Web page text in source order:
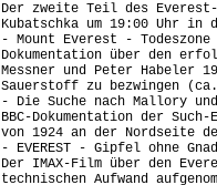
Der zweite Teil des
Kubatschka um 19:00 Uhr
- Mount Everest - Todeszone
Dokumentation über den
Messner und Peter Habeler
Sauerstoff zu bezwingen
- Die Suche nach Mallory
BBC-Dokumentation der
von 1924 an der Nordseite
- EVEREST - Gipfel ohne
Der IMAX-Film über den
technischen Aufwand